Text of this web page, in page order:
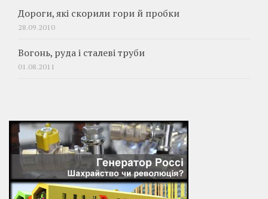
Дороги, які скорили гори й пробки
28.09.2010
Вогонь, руда і сталеві труби
01.08.2011